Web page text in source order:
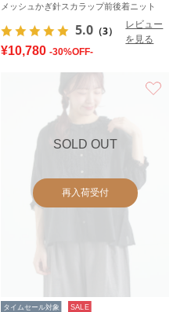
メッシュかぎ針スカラップ前後着ニット
5.0 （3）
レビュー
を見る
¥10,780 -30%OFF-
SOLD OUT
再入荷受付
タイムセール対象 SALE